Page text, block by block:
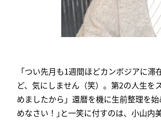
「つい先月も1週間ほどカンボジアに
ど、気にしません（笑）。第2の人生を
めましたから」還暦を機に生前整理を
めなさい！｣と一笑に付すのは、小山内